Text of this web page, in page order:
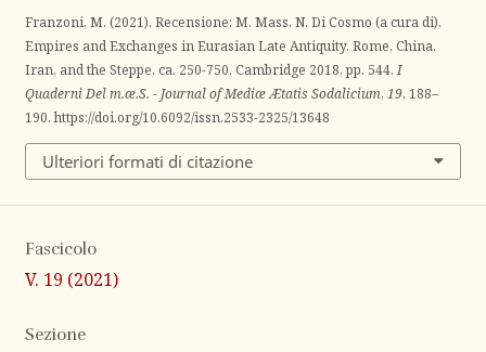
Franzoni, M. (2021). Recensione: M. Mass, N. Di Cosmo (a cura di),
Empires and Exchanges in Eurasian Late Antiquity. Rome, China,
Iran, and the Steppe, ca. 250-750, Cambridge 2018, pp. 544.I
Quaderni Del m.æ.S. - Journal of Mediæ Ætatis Sodalicium, 19, 188–
190. https://doi.org/10.6092/issn.2533-2325/13648
Ulteriori formati di citazione
Fascicolo
V. 19 (2021)
Sezione